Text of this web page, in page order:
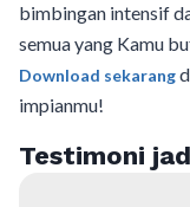
bimbingan intensif
semua yang Kamu
Download sekarang
impianmu!
Testimoni